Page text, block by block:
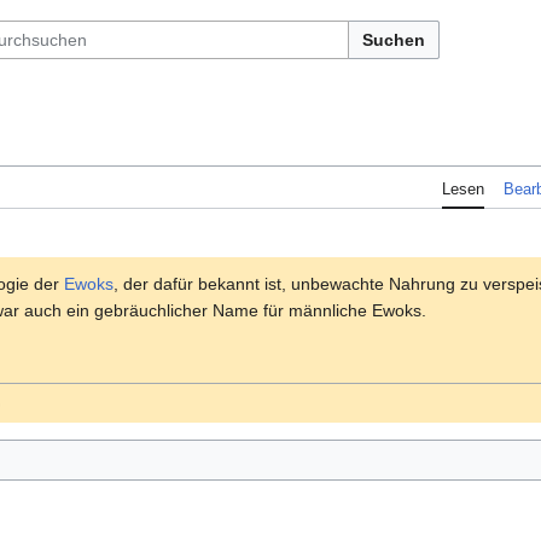
Suchen
Lesen
der Ewoks , der dafür bekannt ist, unbewachte Nahrung zu
auch ein gebräuchlicher Name für männliche Ewoks.